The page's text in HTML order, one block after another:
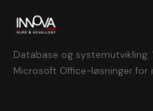
Database og
Microsoft Office-løsninger for